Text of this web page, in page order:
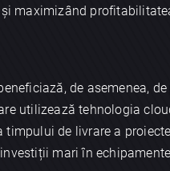
maximizând
de asemenea, de
utilizează tehnologia
timpului de livrare a
mari în